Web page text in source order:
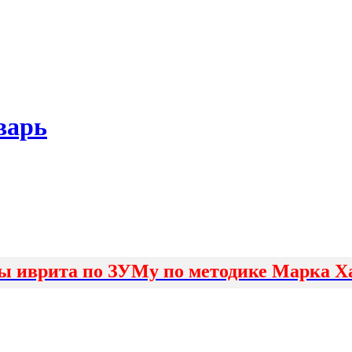
иврита по ЗУМу по методике Марка